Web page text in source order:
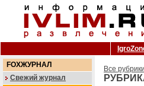
FOXЖУРНАЛ
Свежий журнал
Все рубрики